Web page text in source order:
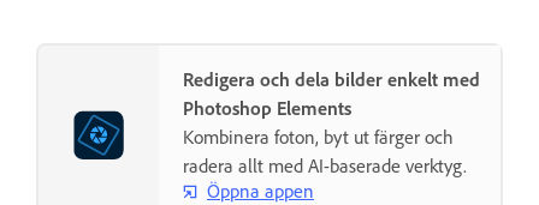
Redigera och dela bilder enkelt med
Photoshop Elements
Kombinera foton, byt ut färger och
radera allt med AI-baserade verktyg.
Öppna appen